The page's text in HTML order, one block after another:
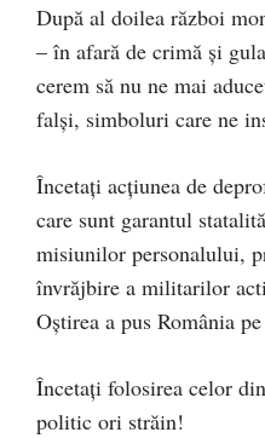
După al doilea război
– în afară de crimă și
cerem să nu ne mai
falși, simboluri care ne
Încetați acțiunea de
care sunt garantul
misiunilor personalului,
învrăjbire a militarilor
Oștirea a pus România
Încetați folosirea celor
politic ori străin!